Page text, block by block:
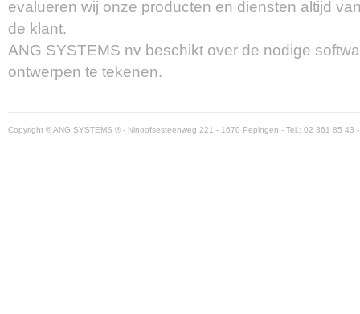
evalueren wij onze producten en diensten altijd
de klant.
ANG SYSTEMS nv beschikt over de nodige
ontwerpen te tekenen.
Copyright © ANG SYSTEMS ® - Ninoofsesteenweg 221 - 1670 Pepingen - Tel.: 02 361 85 43